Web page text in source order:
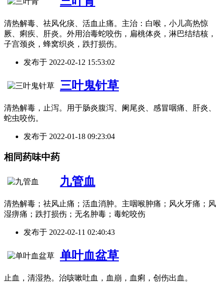
清热解毒、祛风化痰、活血止痛。主治：白喉，小儿高热惊
厥、痢疾、肝炎。外用治毒蛇咬伤，扁桃体炎，淋巴结结核，
子宫颈炎，蜂窝织炎，跌打损伤。
发布于 2022-02-12 15:53:02
三叶鬼针草
清热解毒，止泻。用于肠炎腹泻、阑尾炎、感冒咽痛、肝炎、
蛇虫咬伤。
发布于 2022-01-18 09:23:04
相同药味中药
九管血
清热解毒；祛风止痛；活血消肿。主咽喉肿痛；风火牙痛；风
湿痹痛；跌打损伤；无名肿毒；毒蛇咬伤
发布于 2022-02-11 02:40:43
单叶血盆草
止血，清湿热。治咳嗽吐血，血崩，血痢，创伤出血。